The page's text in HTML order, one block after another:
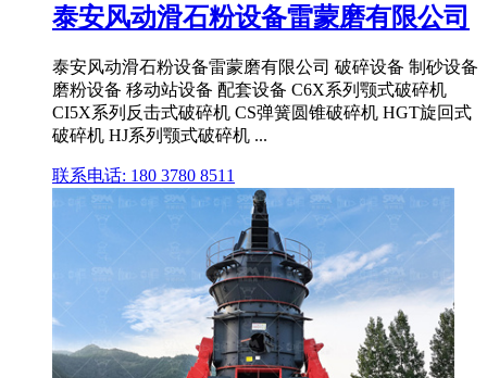
泰安风动滑石粉设备雷蒙磨有限公司
泰安风动滑石粉设备雷蒙磨有限公司 破碎设备 制砂设备
磨粉设备 移动站设备 配套设备 C6X系列颚式破碎机
CI5X系列反击式破碎机 CS弹簧圆锥破碎机 HGT旋回式
破碎机 HJ系列颚式破碎机 ...
联系电话: 180 3780 8511